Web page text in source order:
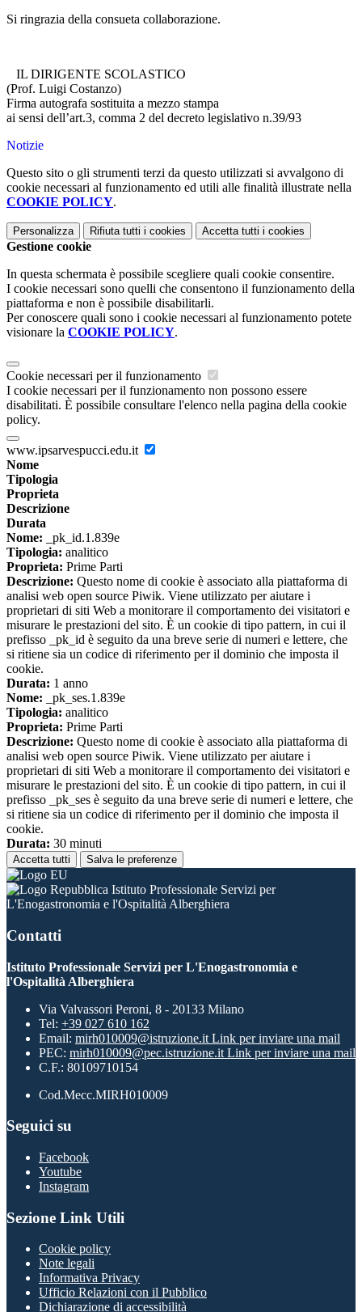
Si ringrazia della consueta collaborazione.
IL DIRIGENTE SCOLASTICO
(Prof. Luigi Costanzo)
Firma autografa sostituita a mezzo stampa
ai sensi dell’art.3, comma 2 del decreto legislativo n.39/93
Notizie
Questo sito o gli strumenti terzi da questo utilizzati si avvalgono di
cookie necessari al funzionamento ed utili alle finalità illustrate nella
COOKIE POLICY.
Personalizza Rifiuta tutti i cookies Accetta tutti i cookies
Gestione cookie
In questa schermata è possibile scegliere quali cookie consentire.
I cookie necessari sono quelli che consentono il funzionamento della
piattaforma e non è possibile disabilitarli.
Per conoscere quali sono i cookie necessari al funzionamento potete
visionare la COOKIE POLICY.
Cookie necessari per il funzionamento
I cookie necessari per il funzionamento non possono essere
disabilitati. È possibile consultare l'elenco nella pagina della cookie
policy.
www.ipsarvespucci.edu.it
Nome
Tipologia
Proprieta
Descrizione
Durata
Nome: _pk_id.1.839e
Tipologia: analitico
Proprieta: Prime Parti
Descrizione: Questo nome di cookie è associato alla piattaforma di
analisi web open source Piwik. Viene utilizzato per aiutare i
proprietari di siti Web a monitorare il comportamento dei visitatori e
misurare le prestazioni del sito. È un cookie di tipo pattern, in cui il
prefisso _pk_id è seguito da una breve serie di numeri e lettere, che
si ritiene sia un codice di riferimento per il dominio che imposta il
cookie.
Durata: 1 anno
Nome: _pk_ses.1.839e
Tipologia: analitico
Proprieta: Prime Parti
Descrizione: Questo nome di cookie è associato alla piattaforma di
analisi web open source Piwik. Viene utilizzato per aiutare i
proprietari di siti Web a monitorare il comportamento dei visitatori e
misurare le prestazioni del sito. È un cookie di tipo pattern, in cui il
prefisso _pk_ses è seguito da una breve serie di numeri e lettere, che
si ritiene sia un codice di riferimento per il dominio che imposta il
cookie.
Durata: 30 minuti
Accetta tutti Salva le preferenze
Istituto Professionale Servizi per
L'Enogastronomia e l'Ospitalità Alberghiera
Contatti
Istituto Professionale Servizi per L'Enogastronomia e
l'Ospitalità Alberghiera
Via Valvassori Peroni, 8 - 20133 Milano
Tel: +39 027 610 162
Email: mirh010009@istruzione.it Link per inviare una mail
PEC: mirh010009@pec.istruzione.it Link per inviare una mail
C.F.: 80109710154
Cod.Mecc.MIRH010009
Seguici su
Facebook
Youtube
Instagram
Sezione Link Utili
Cookie policy
Note legali
Informativa Privacy
Ufficio Relazioni con il Pubblico
Dichiarazione di accessibilità